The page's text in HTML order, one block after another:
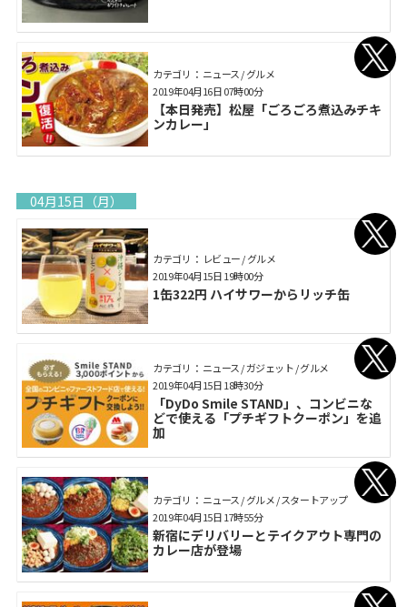
カテゴリ： ニュース / グルメ
【本日発売】松屋「ごろごろ煮込みチキ
ンカレー」
2019年04月16日 07時00分
04月15日（月）
カテゴリ： レビュー / グルメ
1缶322円 ハイサワーからリッチ缶
2019年04月15日 19時00分
カテゴリ： ニュース / ガジェット / グルメ
「DyDo Smile STAND」、コンビニな
どで使える「プチギフトクーポン」を追
加
2019年04月15日 18時30分
カテゴリ： ニュース / グルメ / スタートアップ
新宿にデリバリーとテイクアウト専門の
カレー店が登場
2019年04月15日 17時55分